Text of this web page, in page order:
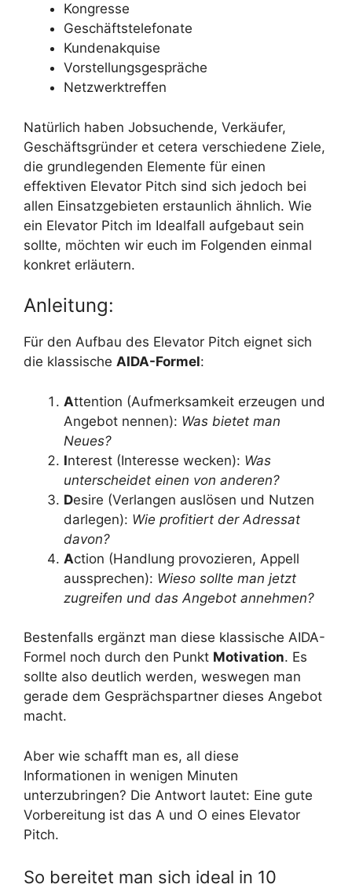
Kongresse
Geschäftstelefonate
Kundenakquise
Vorstellungsgespräche
Netzwerktreffen
Natürlich haben Jobsuchende, Verkäufer,
Geschäftsgründer et cetera verschiedene Ziele,
die grundlegenden Elemente für einen
effektiven Elevator Pitch sind sich jedoch bei
allen Einsatzgebieten erstaunlich ähnlich. Wie
ein Elevator Pitch im Idealfall aufgebaut sein
sollte, möchten wir euch im Folgenden einmal
konkret erläutern.
Anleitung:
Für den Aufbau des Elevator Pitch eignet sich
die klassische AIDA-Formel:
Attention (Aufmerksamkeit erzeugen und
Angebot nennen): Was bietet man
Neues?
Interest (Interesse wecken): Was
unterscheidet einen von anderen?
Desire (Verlangen auslösen und Nutzen
darlegen): Wie profitiert der Adressat
davon?
Action (Handlung provozieren, Appell
aussprechen): Wieso sollte man jetzt
zugreifen und das Angebot annehmen?
Bestenfalls ergänzt man diese klassische AIDA-
Formel noch durch den Punkt Motivation. Es
sollte also deutlich werden, weswegen man
gerade dem Gesprächspartner dieses Angebot
macht.
Aber wie schafft man es, all diese
Informationen in wenigen Minuten
unterzubringen? Die Antwort lautet: Eine gute
Vorbereitung ist das A und O eines Elevator
Pitch.
So bereitet man sich ideal in 10